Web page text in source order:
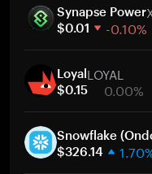
30 jours
Capitalisation
Synapse Power
$0.01 -0.10%
30 jours
Capitalisation
LoyalLOYAL
$0.15 0.00%
30 jours
Capitalisation
Snowflake
$326.14